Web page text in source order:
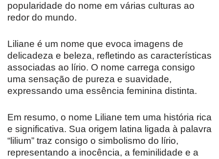
popularidade do nome em várias culturas ao
redor do mundo.
Liliane é um nome que evoca imagens de
delicadeza e beleza, refletindo as características
associadas ao lírio. O nome carrega consigo
uma sensação de pureza e suavidade,
expressando uma essência feminina distinta.
Em resumo, o nome Liliane tem uma história rica
e significativa. Sua origem latina ligada à palavra
“lilium” traz consigo o simbolismo do lírio,
representando a inocência, a feminilidade e a